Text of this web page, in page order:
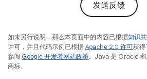
发送反馈
如未另行说明，那么本页面中的内容已根据知识
许可，并且代码示例已根据Apache 2.0 许可获
参阅 Google 开发者网站政策。Java 是 Oracle
商标。